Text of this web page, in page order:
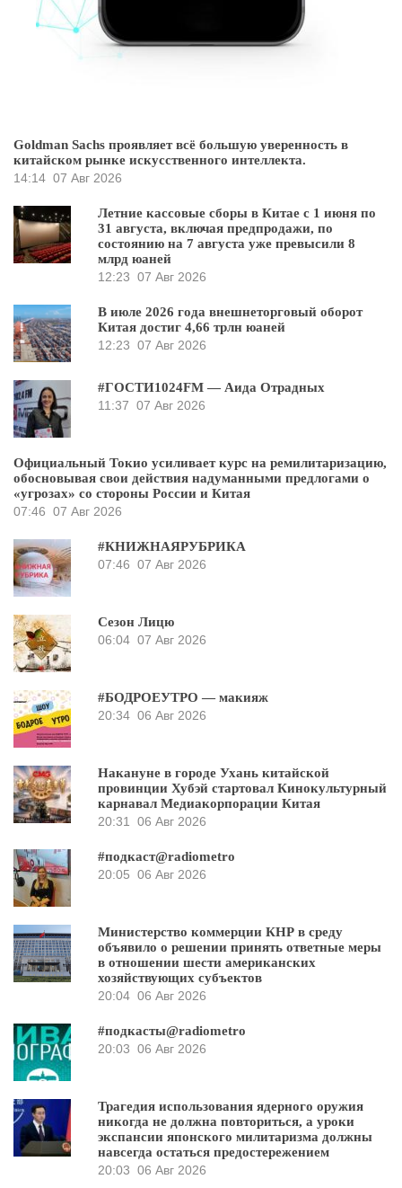
Goldman Sachs проявляет всё большую уверенность в
китайском рынке искусственного интеллекта.
14:14 07 Авг 2026
Летние кассовые сборы в Китае с 1 июня по
31 августа, включая предпродажи, по
состоянию на 7 августа уже превысили 8
млрд юаней
12:23 07 Авг 2026
В июле 2026 года внешнеторговый оборот
Китая достиг 4,66 трлн юаней
12:23 07 Авг 2026
#ГОСТИ1024FM — Аида Отрадных
11:37 07 Авг 2026
Официальный Токио усиливает курс на ремилитаризацию,
обосновывая свои действия надуманными предлогами о
«угрозах» со стороны России и Китая
07:46 07 Авг 2026
#КНИЖНАЯРУБРИКА
07:46 07 Авг 2026
Сезон Лицю
06:04 07 Авг 2026
#БОДРОЕУТРО — макияж
20:34 06 Авг 2026
Накануне в городе Ухань китайской
провинции Хубэй стартовал Кинокультурный
карнавал Медиакорпорации Китая
20:31
06 Авг 2026
#подкаст@radiometro
20:05 06 Авг 2026
Министерство коммерции КНР в среду
объявило о решении принять ответные меры
в отношении шести американских
хозяйствующих субъектов
20:04 06 Авг 2026
#подкасты@radiometro
20:03 06 Авг 2026
Трагедия использования ядерного оружия
никогда не должна повториться, а уроки
экспансии японского милитаризма должны
навсегда остаться предостережением
20:03 06 Авг 2026